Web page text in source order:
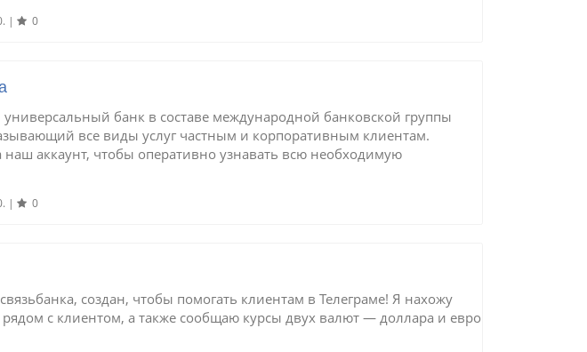
| 0
банк в составе международной банковской группы
все виды услуг частным и корпоративным клиентам.
аккаунт, чтобы оперативно узнавать всю необходимую
| 0
создан, чтобы помогать клиентам в Телеграме! Я нахожу
с клиентом, а также сообщаю курсы двух валют — доллара и евро